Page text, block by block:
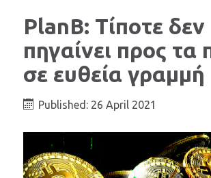
PlanB: Τίποτε δεν
πηγαίνει προς τα
σε ευθεία γραμμή
Published: 26 April 2021